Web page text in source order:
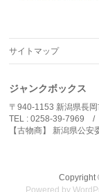
サイトマップ
ジャンクボックス
〒940-1153 新潟県長
TEL : 0258-39-7969 /
【古物商】 新潟県公
Copyright
Powered by